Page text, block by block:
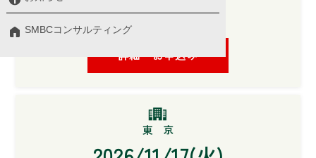
SMBCコンサルティング
詳細・お申込み